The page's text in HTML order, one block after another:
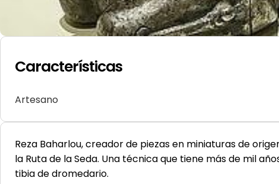
Características
Artesano
Reza Baharlou, creador de piezas en miniaturas de
la Ruta de la Seda. Una técnica que tiene más de mil
tibia de dromedario.